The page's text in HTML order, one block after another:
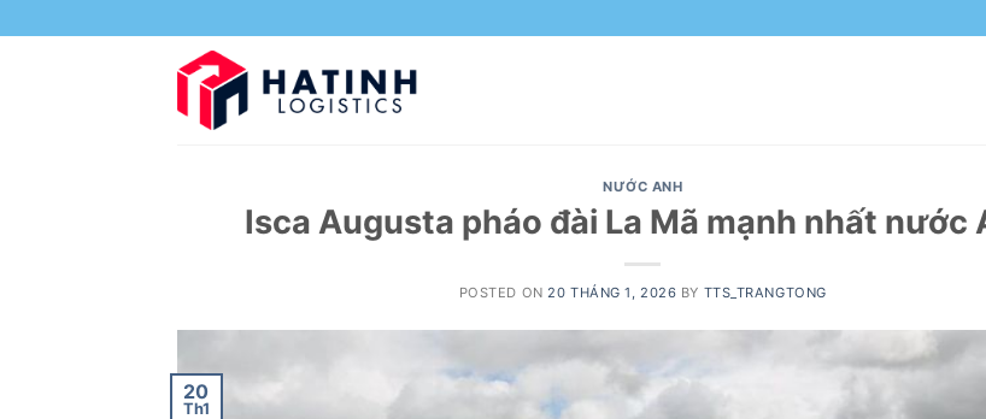
to
NƯỚC ANH
Isca Augusta pháo đài La Mã mạnh nhất nước
POSTED ON 20 THÁNG 1, 2026 BY TTS_TRANGTONG
20
Th1